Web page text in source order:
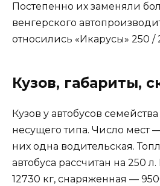
Постепенно их заменяли
венгерского
относились «Икарусы» 250 /
Кузов, габариты,
Кузов у автобусов
несущего типа. Число мест
них одна водительская.
автобуса рассчитан на 250
12730 кг, снаряженная —